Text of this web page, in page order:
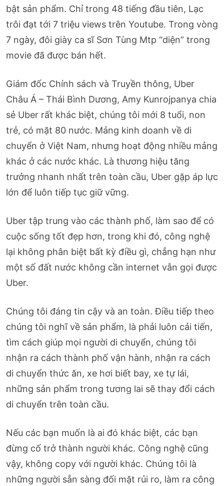
bật sản phẩm. Chỉ trong 48 tiếng đầu tiên, Lạc
trôi đạt tới 7 triệu views trên Youtube. Trong vòng
7 ngày, đôi giày ca sĩ Sơn Tùng Mtp “diện” trong
movie đã được bán hết.
Giám đốc Chính sách và Truyền thông, Uber
Châu Á – Thái Bình Dương, Amy Kunrojpanya chia
sẻ Uber rất khác biệt, chúng tôi mới 8 tuổi, non
trẻ, có mặt 80 nước. Mảng kinh doanh về di
chuyển ở Việt Nam, nhưng hoạt động nhiều mảng
khác ở các nước khác. Là thương hiệu tăng
trưởng nhanh nhất trên toàn cầu, Uber gặp áp lực
lớn để luôn tiếp tục giữ vững.
Uber tập trung vào các thành phố, làm sao để có
cuộc sống tốt đẹp hơn, trong khi đó, công nghệ
lại không phân biệt bất kỳ điều gì, chẳng hạn như
một số đất nước không cần internet vẫn gọi được
Uber.
Chúng tôi đáng tin cậy và an toàn. Điều tiếp theo
chúng tôi nghĩ về sản phẩm, là phải luôn cải tiến,
tìm cách giúp mọi người di chuyển, chúng tôi
nhận ra cách thành phố vận hành, nhận ra cách
di chuyển thức ăn, xe hơi biết bay, xe tự lái,
những sản phẩm trong tương lai sẽ thay đổi cách
di chuyển trên toàn cầu.
Nếu các bạn muốn là ai đó khác biệt, các bạn
đừng cố trở thành người khác. Công nghệ cũng
vậy, không copy với người khác. Chúng tôi là
những người sẵn sàng đối mặt rủi ro, làm ra công